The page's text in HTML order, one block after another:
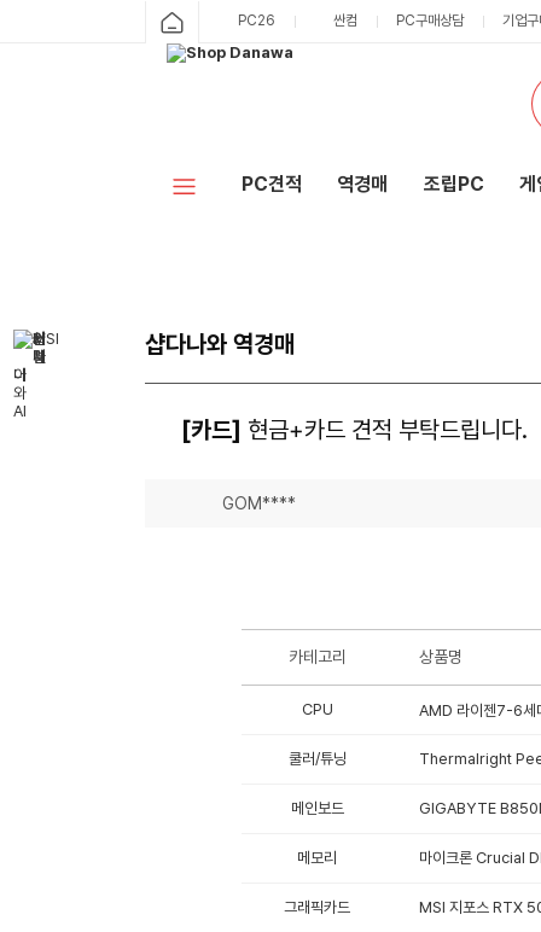
PC26 싼컴 PC구매상담 기업
PC견적 역경매 조립PC 게
샵다나와 역경매
[카드] 현금+카드 견적 부탁드립니다.
GOM****
카테고리 상품명
CPU AMD 라이젠7-6세
쿨러/튜닝 Thermalright
메인보드 GIGABYTE
메모리 마이크론 Crucial
그래픽카드 MSI 지포스 RTX